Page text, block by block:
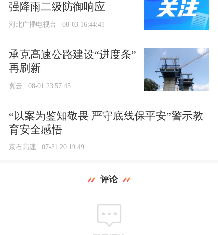
强降雨二级防御响应
河北广播电视台 08-03 16:44:41
承克高速公路建设“进度条”
再刷新
冀云 08-01 23:57:45
“以案为鉴知敬畏 严守底线保平安”警示教
育安全感悟
京石高速 07-31 20:19:49
评论